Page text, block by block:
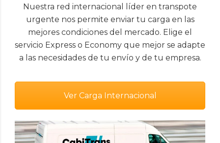
Nuestra red internacional líder en transpote
urgente nos permite enviar tu carga en las
mejores condiciones del mercado. Elige el
servicio Express o Economy que mejor se adapte
a las necesidades de tu envío y de tu empresa.
Ver Carga Internacional